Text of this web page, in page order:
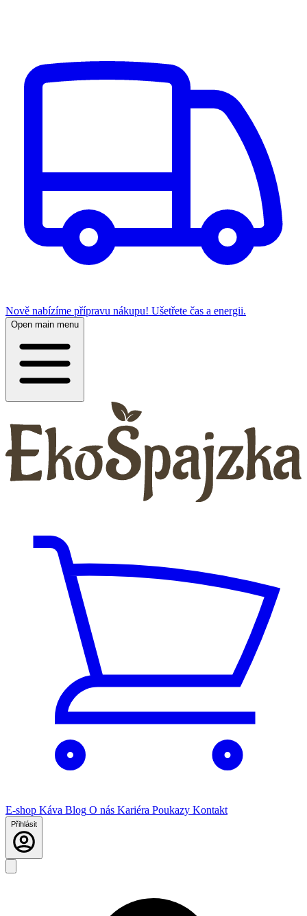
Nově nabízíme přípravu nákupu! Ušetřete čas a energii.
Open main menu
E-shop Káva Blog O nás Kariéra Poukazy Kontakt
Přihlásit